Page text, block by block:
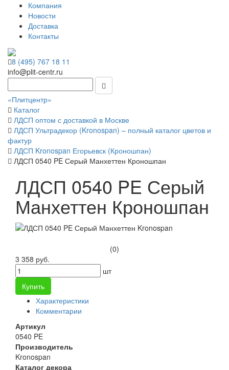
Компания
Новости
Доставка
Контакты
8 (495) 767 18 11
info@plit-centr.ru
«Плитцентр»
Каталог
ЛДСП оптом с доставкой в Москве
ЛДСП Ультрадекор (Kronospan) – полный каталог цветов и
фактур
ЛДСП Kronospan Егорьевск (Кроношпан)
ЛДСП 0540 PE Серый Манхеттен Кроношпан
ЛДСП 0540 PE Серый
Манхеттен Кроношпан
(0)
3 358 руб.
шт
Купить
Характеристики
Комментарии
Артикул
0540 PE
Производитель
Kronospan
Каталог декора